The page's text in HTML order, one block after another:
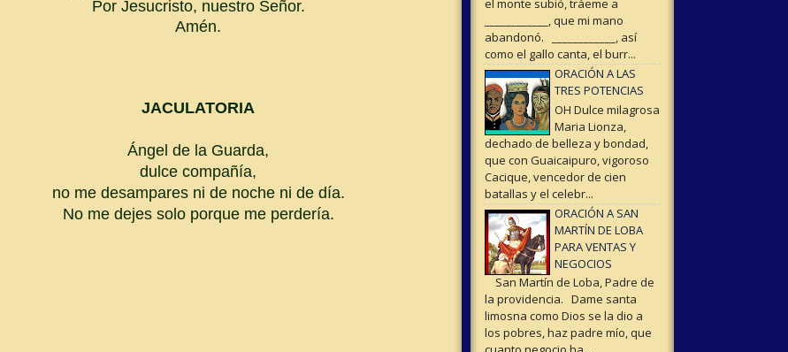
Por Jesucristo, nuestro Señor.
Amén.
JACULATORIA
Ángel de la Guarda,
dulce compañía,
no me desampares ni de noche ni de día.
No me dejes solo porque me perdería.
el monte subió, tráeme a
____________, que mi mano
abandonó. ____________, así
como el gallo canta, el burr...
ORACIÓN A LAS
TRES POTENCIAS
OH Dulce milagrosa
Maria Lionza,
dechado de belleza y bondad,
que con Guaicaipuro, vigoroso
Cacique, vencedor de cien
batallas y el celebr...
ORACIÓN A SAN
MARTÍN DE LOBA
PARA VENTAS Y
NEGOCIOS
San Martín de Loba, Padre de
la providencia. Dame santa
limosna como Dios se la dio a
los pobres, haz padre mío, que